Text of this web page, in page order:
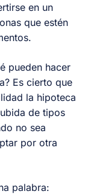
en un
que estén
pueden hacer
Es cierto que
la hipoteca
de tipos
no sea
por otra
palabra: